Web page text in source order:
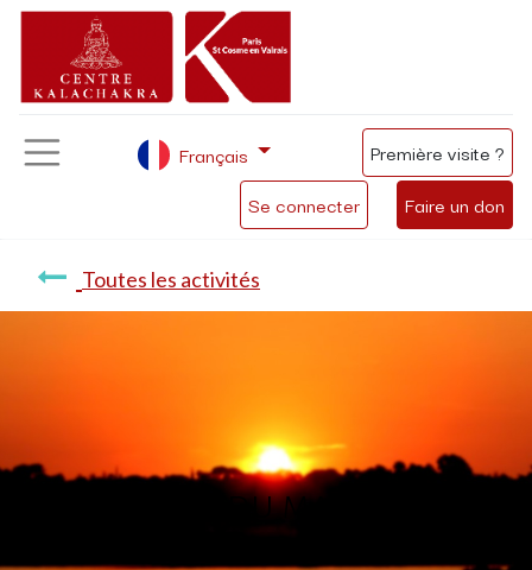
Se connecter Faire un don
Français Première visite ?
Toutes les activités
Méditation du matin